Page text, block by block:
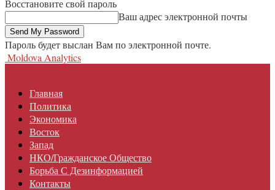
Восстановите свой пароль
Ваш адрес электронной почты
Пароль будет выслан Вам по электронной почте.
Moldova Analytics
Главная
Политика
Экономика
Восток
Запад
НКО/гражданское Общество
Борьба С Дезинформацией
Контакты